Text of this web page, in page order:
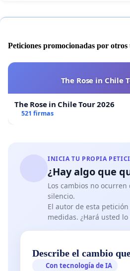
Peticiones promocionadas por otros
The Rose in Chile
The Rose in Chile Tour 2026
521 firmas
INICIA TU PROPIA
¿Hay algo que
Los cambios no
silencio.
El autor de esta
medidas. ¿Hará usted lo
Describe el cambio
Con tecnología de IA